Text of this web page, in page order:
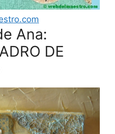
Ana:
DE